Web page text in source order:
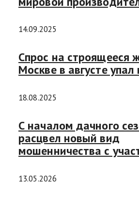
14.09.2025
Спрос на строящееся
Москве в августе упал
18.08.2025
С началом дачного
расцвел новый вид
мошенничества с
13.05.2026